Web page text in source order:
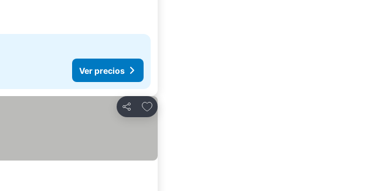
Ver precios
Compartir
Agregar a favoritos